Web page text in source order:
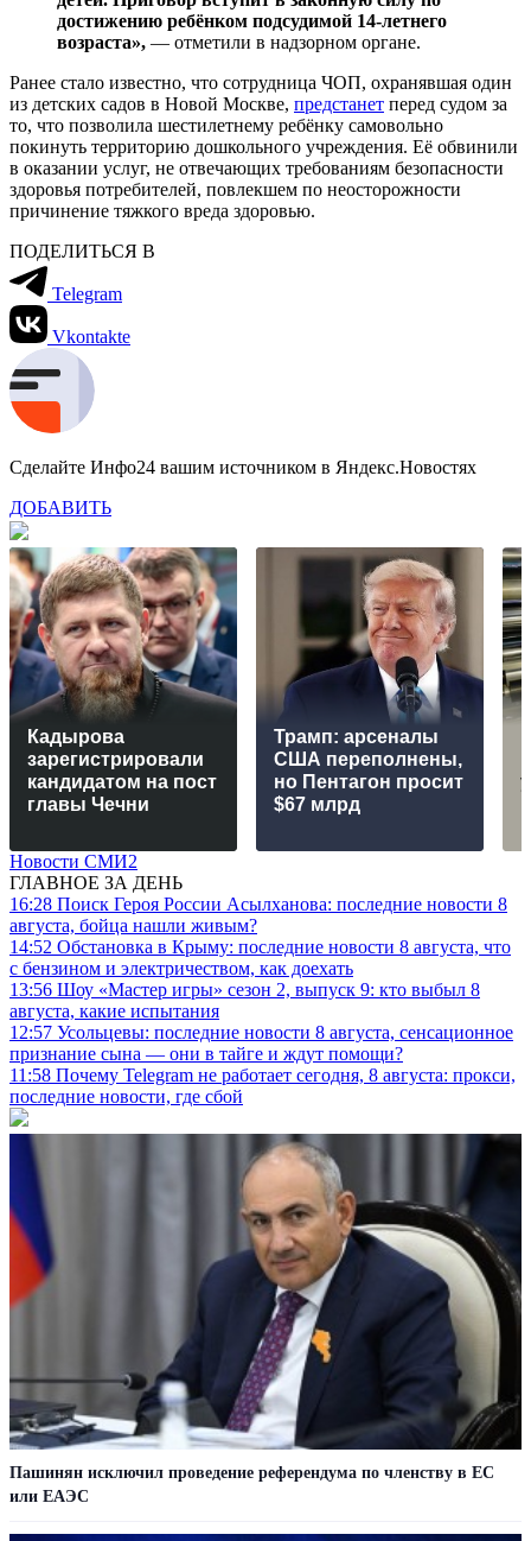
достижению ребёнком подсудимой 14-летнего
возраста», — отметили в надзорном органе.
Ранее стало известно, что сотрудница ЧОП, охранявшая один
из детских садов в Новой Москве, предстанет перед судом за
то, что позволила шестилетнему ребёнку самовольно
покинуть территорию дошкольного учреждения. Её обвинили
в оказании услуг, не отвечающих требованиям безопасности
здоровья потребителей, повлекшем по неосторожности
причинение тяжкого вреда здоровью.
ПОДЕЛИТЬСЯ В
Telegram
Vkontakte
Сделайте Инфо24 вашим источником в Яндекс.Новостях
ДОБАВИТЬ
Кадырова
зарегистрировали
кандидатом на пост
главы Чечни
Трамп: арсеналы
США переполнены,
но Пентагон просит
$67 млрд
Новости СМИ2
ГЛАВНОЕ ЗА ДЕНЬ
16:28 Поиск Героя России Асылханова: последние новости 8
августа, бойца нашли живым?
14:52 Обстановка в Крыму: последние новости 8 августа, что
с бензином и электричеством, как доехать
13:56 Шоу «Мастер игры» сезон 2, выпуск 9: кто выбыл 8
августа, какие испытания
12:57 Усольцевы: последние новости 8 августа, сенсационное
признание сына — они в тайге и ждут помощи?
11:58 Почему Telegram не работает сегодня, 8 августа: прокси,
последние новости, где сбой
Пашинян исключил проведение референдума по членству в ЕС
или ЕАЭС